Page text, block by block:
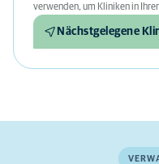
verwenden, um Kliniken in
Nächstgelegene